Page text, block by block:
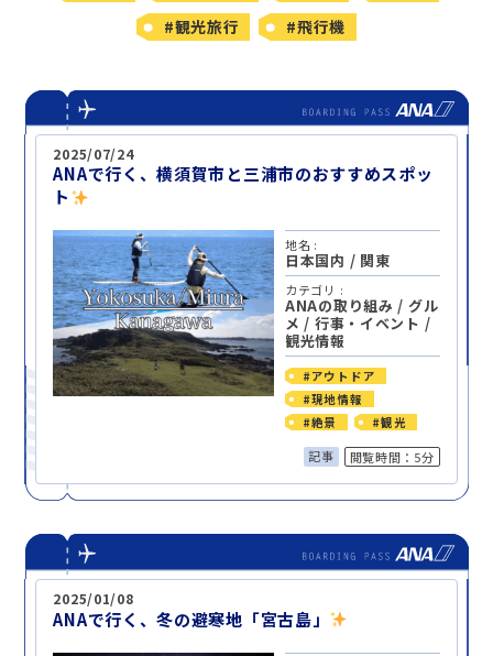
#観光旅行
#飛行機
2025/07/24
ANAで行く、横須賀市と三浦市のおすすめスポッ
ト
地名 :
日本国内 / 関東
カテゴリ :
ANAの取り組み / グル
メ / 行事・イベント /
観光情報
#アウトドア
#現地情報
#絶景
#観光
記事 閲覧時間：5分
2025/01/08
ANAで行く、冬の避寒地「宮古島」